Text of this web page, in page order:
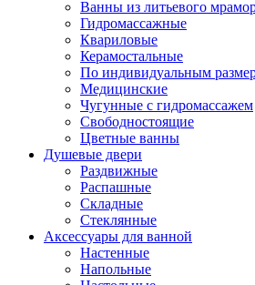
Ванны из литьевого
Гидромассажные
Квариловые
Керамостальные
По индивидуальным
Медицинские
Чугунные с гидромассажем
Свободностоящие
Цветные ванны
Душевые двери
Раздвижные
Распашные
Складные
Стеклянные
Аксессуары для ванной
Настенные
Напольные